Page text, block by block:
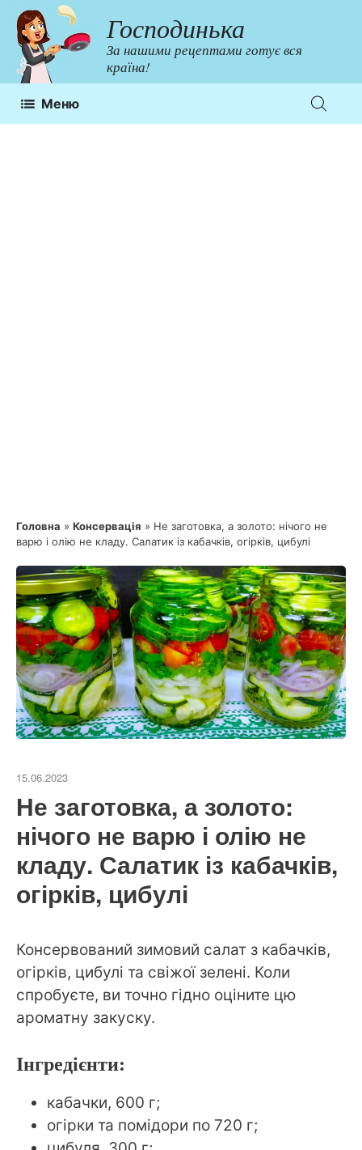
Перейти
до
контенту
Господинька
За нашими рецептами готує вся
країна!
Меню
Головна » Консервація » Не заготовка, а золото: нічого не
варю і олію не кладу. Салатик із кабачків, огірків, цибулі
15.06.2023
Не заготовка, а золото:
нічого не варю і олію не
кладу. Салатик із кабачків,
огірків, цибулі
Консервований зимовий салат з кабачків,
огірків, цибулі та свіжої зелені. Коли
спробуєте, ви точно гідно оціните цю
ароматну закуску.
Інгредієнти:
кабачки, 600 г;
огірки та помідори по 720 г;